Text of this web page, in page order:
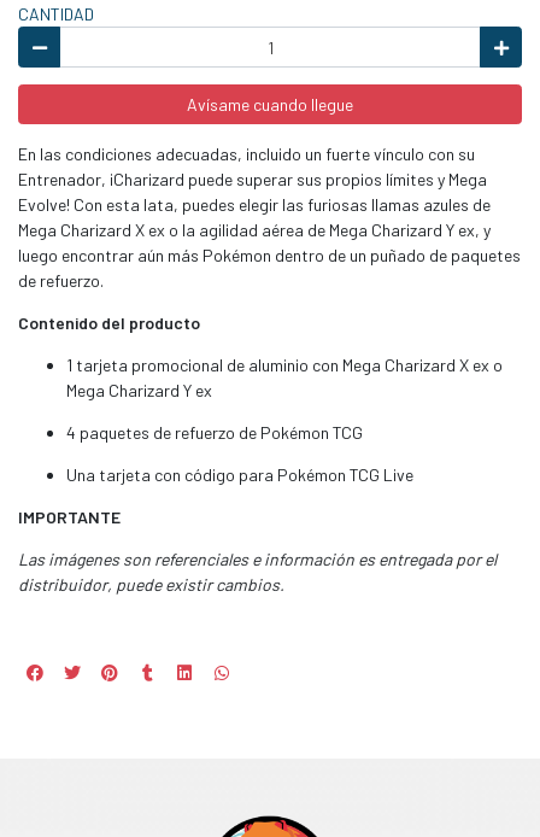
CANTIDAD
Avísame cuando llegue
En las condiciones adecuadas, incluido un fuerte vínculo con su
Entrenador, ¡Charizard puede superar sus propios límites y Mega
Evolve! Con esta lata, puedes elegir las furiosas llamas azules de
Mega Charizard X ex o la agilidad aérea de Mega Charizard Y ex, y
luego encontrar aún más Pokémon dentro de un puñado de paquetes
de refuerzo.
Contenido del producto
1 tarjeta promocional de aluminio con Mega Charizard X ex o
Mega Charizard Y ex
4 paquetes de refuerzo de Pokémon TCG
Una tarjeta con código para Pokémon TCG Live
IMPORTANTE
Las imágenes son referenciales e información es entregada por el
distribuidor, puede existir cambios.